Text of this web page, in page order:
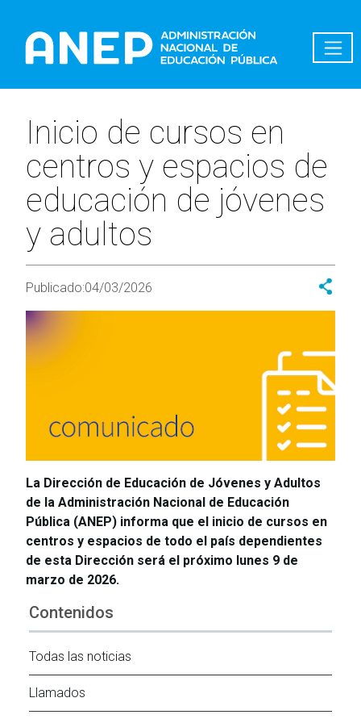
Inicio de cursos en
centros y espacios de
educación de jóvenes
y adultos
Publicado:04/03/2026
La Dirección de Educación de Jóvenes y Adultos
de la Administración Nacional de Educación
Pública (ANEP) informa que el inicio de cursos en
centros y espacios de todo el país dependientes
de esta Dirección será el próximo lunes 9 de
marzo de 2026.
Contenidos
Todas las noticias
Llamados